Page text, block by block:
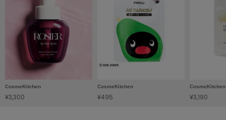
Henon.
HUNTER
ハンター
ホカ オネオネ
CosmeKitchen
¥3,300
CosmeKitchen
¥495
CosmeKitchen
¥3,190